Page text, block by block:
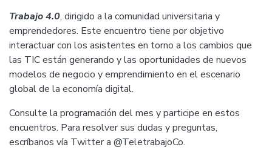
Trabajo 4.0, dirigido a la comunidad universitaria y
emprendedores. Este encuentro tiene por objetivo
interactuar con los asistentes en torno a los cambios que
las TIC están generando y las oportunidades de nuevos
modelos de negocio y emprendimiento en el escenario
global de la economía digital.
Consulte la programación del mes y participe en estos
encuentros. Para resolver sus dudas y preguntas,
escríbanos vía Twitter a @TeletrabajoCo.